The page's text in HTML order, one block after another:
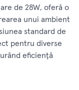
de 28W, oferă o
unui ambient
standard de
pentru diverse
eficiență